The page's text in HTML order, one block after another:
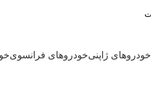
خودروهای ژاپنیخودروهای فرانسوی